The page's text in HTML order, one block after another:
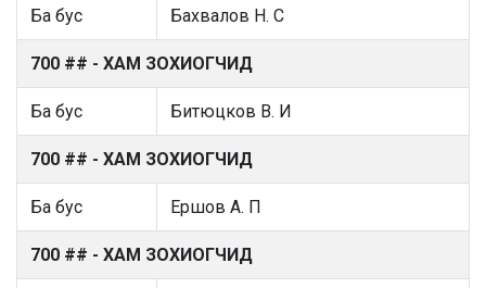
Ба бус Бахвалов Н. С
700 ## - ХАМ ЗОХИОГЧИД
Ба бус Битюцков В. И
700 ## - ХАМ ЗОХИОГЧИД
Ба бус Ершов А. П
700 ## - ХАМ ЗОХИОГЧИД